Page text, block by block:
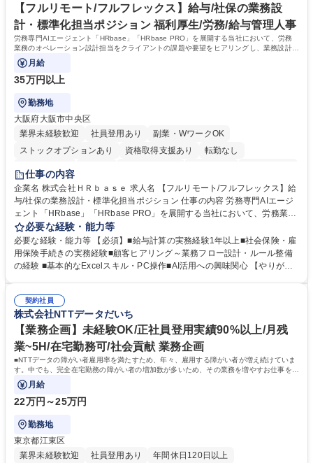
社員から頼られる存在になることができます。平均19:30の退勤以降の業
務の持ち帰りも禁止されており、メリハリのある働き方となります。 学
歴・資格 学歴：大学院 大学 高専 短大 語学力： 資格：
【フルリモート/フルフレックス】給与/社保の業務設
計・標準化担当ポジション 福利厚生/労務/給与管理人事
労務専門AIエージェント「HRbase」「HRbase PRO」を展開する当社において、労務
業務のオペレーション設計担当をクライアントの課題や要望をヒアリングし、業務設計や
システム設定へと落とし込むポジションです。
月給
35万円以上
勤務地
大阪府大阪市中央区
業界未経験歓迎
社員登用あり
副業・WワークOK
ストックオプションあり
資格取得支援あり
転勤なし
時短勤務あり
服装自由
仕事の内容
企業名 株式会社ＨＲｂａｓｅ 求人名 【フルリモート/フルフレックス】給
与/社保の業務設計・標準化担当ポジション 仕事の内容 労務専門AIエージ
ェント「HRbase」「HRbase PRO」を展開する当社において、労務業務
のオペレーション設計担当をクライアントの課題や要望をヒアリングし、
業務設計やシステム設定へと落とし込むポジションです。 【具体的に
は】・業務オペレーション設計（要件定義/顧客ヒアリング/業務オペレー
ションの洗い出し、ルール整備、システム設定) ・業務マニュアル作成、
（年調等の年次業務など） 募集職種 【フルリモート/フルフレックス】給
与/社保の業務設計・標準化担当ポジション
必要な経験・能力等
必要な経験・能力等 【必須】■給与計算の実務経験1年以上■社会保険・雇
用保険手続きの実務経験■顧客ヒアリング～業務フロー設計・ルール整備
の経験 ■基本的なExcelスキル・PC操作■AI活用への興味関心 【やりが
る設計にとどまらず、ご自身が現場のエキスパートとしてオペレーション
を実行する機会もあり、実務と改善の両面でスキルを発揮できる環境で
す。 学歴・資格 学歴：大学院 大学 高専 短大 専修学校 高校 語学力： 資
格：
契約社員
株式会社NTTデータだいち
【業務企画】未経験OK/正社員登用実績90%以上/月残
業~5H/在宅勤務可/社会貢献 業務企画
■NTTデータの障がい者雇用率を満たすため、年々、雇用する障がい者が増え続けていま
す。中でも、完全在宅勤務の障がい者の増加数が多いため、その業務を増やすお仕事を担
っていただきます。
月給
22万円～25万円
勤務地
東京都江東区
業界未経験歓迎
社員登用あり 年間休日120日以上